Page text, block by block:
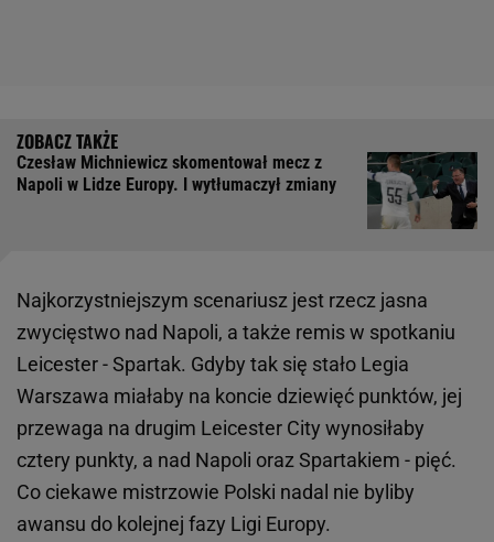
Czesław Michniewicz skomentował mecz z
Napoli w Lidze Europy. I wytłumaczył zmiany
Najkorzystniejszym scenariusz jest rzecz jasna
zwycięstwo nad Napoli, a także remis w spotkaniu
Leicester - Spartak. Gdyby tak się stało Legia
Warszawa miałaby na koncie dziewięć punktów, jej
przewaga na drugim Leicester City wynosiłaby
cztery punkty, a nad Napoli oraz Spartakiem - pięć.
Co ciekawe mistrzowie Polski nadal nie byliby
awansu do kolejnej fazy Ligi Europy.